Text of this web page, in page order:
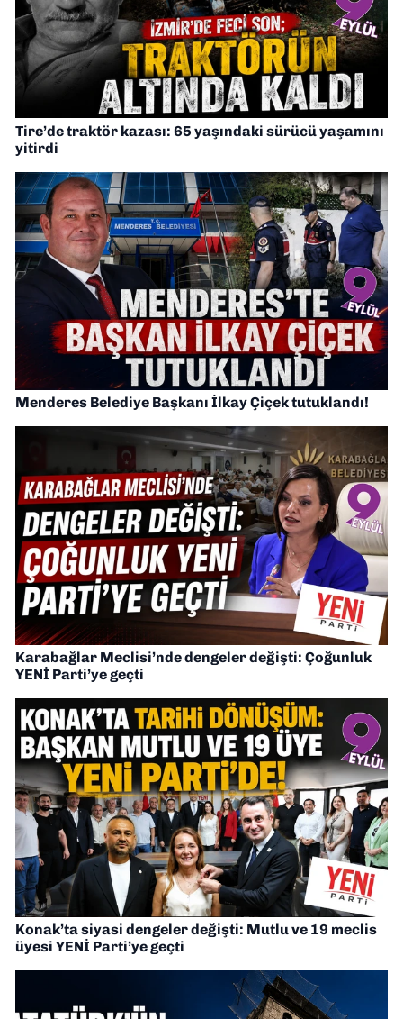
Tire’de traktör kazası: 65 yaşındaki sürücü yaşamını
yitirdi
Menderes Belediye Başkanı İlkay Çiçek tutuklandı!
Karabağlar Meclisi’nde dengeler değişti: Çoğunluk
YENİ Parti’ye geçti
Konak’ta siyasi dengeler değişti: Mutlu ve 19 meclis
üyesi YENİ Parti’ye geçti